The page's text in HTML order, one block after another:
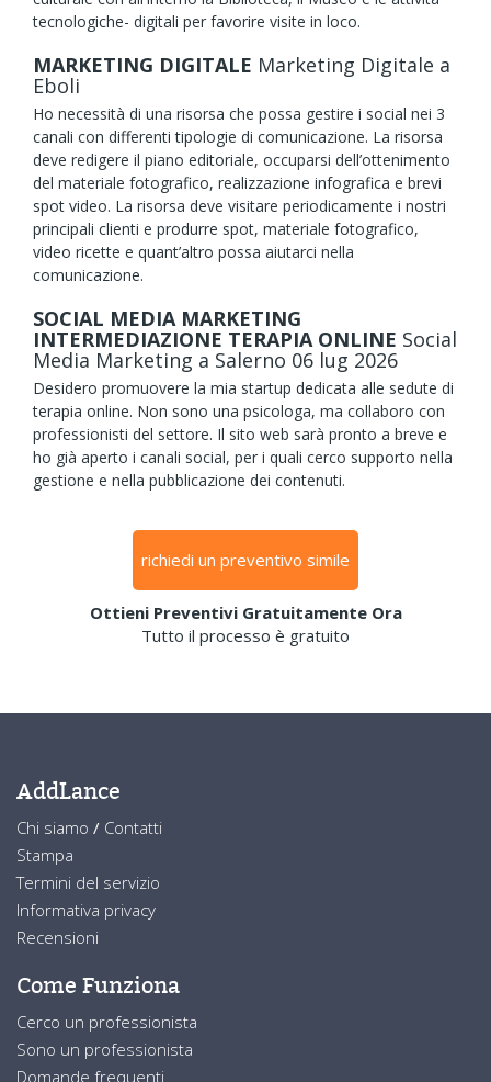
tecnologiche- digitali per favorire visite in loco.
MARKETING DIGITALE Marketing Digitale a
Eboli
Ho necessità di una risorsa che possa gestire i social nei 3
canali con differenti tipologie di comunicazione. La risorsa
deve redigere il piano editoriale, occuparsi dell’ottenimento
del materiale fotografico, realizzazione infografica e brevi
spot video. La risorsa deve visitare periodicamente i nostri
principali clienti e produrre spot, materiale fotografico,
video ricette e quant’altro possa aiutarci nella
comunicazione.
SOCIAL MEDIA MARKETING
INTERMEDIAZIONE TERAPIA ONLINE Social
Media Marketing a Salerno 06 lug 2026
Desidero promuovere la mia startup dedicata alle sedute di
terapia online. Non sono una psicologa, ma collaboro con
professionisti del settore. Il sito web sarà pronto a breve e
ho già aperto i canali social, per i quali cerco supporto nella
gestione e nella pubblicazione dei contenuti.
richiedi un preventivo simile
Ottieni Preventivi Gratuitamente Ora
Tutto il processo è gratuito
AddLance
Chi siamo / Contatti
Stampa
Termini del servizio
Informativa privacy
Recensioni
Come Funziona
Cerco un professionista
Sono un professionista
Domande frequenti